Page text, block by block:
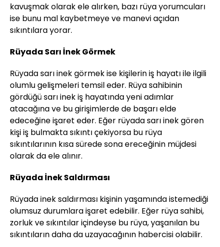
kavuşmak olarak ele alırken, bazı rüya yorumcuları
ise bunu mal kaybetmeye ve manevi açıdan
sıkıntılara yorar.
Rüyada Sarı İnek Görmek
Rüyada sarı inek görmek ise kişilerin iş hayatı ile ilgili
olumlu gelişmeleri temsil eder. Rüya sahibinin
gördüğü sarı inek iş hayatında yeni adımlar
atacağına ve bu girişimlerde de başarı elde
edeceğine işaret eder. Eğer rüyada sarı inek gören
kişi iş bulmakta sıkıntı çekiyorsa bu rüya
sıkıntılarının kısa sürede sona ereceğinin müjdesi
olarak da ele alınır.
Rüyada İnek Saldırması
Rüyada inek saldırması kişinin yaşamında istemediği
olumsuz durumlara işaret edebilir. Eğer rüya sahibi,
zorluk ve sıkıntılar içindeyse bu rüya, yaşanılan bu
sıkıntıların daha da uzayacağının habercisi olabilir.